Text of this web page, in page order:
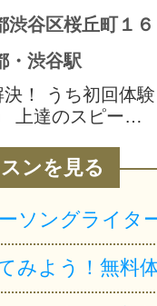
・渋谷駅
！ うち初回体
上達のスピー…
ンを見る